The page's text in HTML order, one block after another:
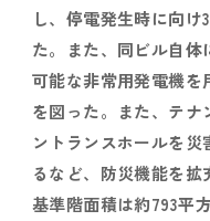
し、停電発生時に向
た。また、同ビル自
可能な非常用発電機を
を図った。また、テ
ントランスホールを
るなど、防災機能を拡
基準階面積は約793平